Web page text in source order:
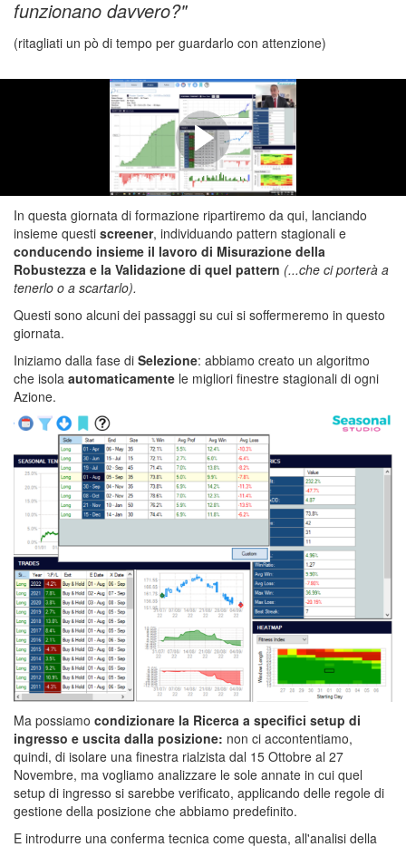
funzionano davvero?"
(ritagliati un pò di tempo per guardarlo con attenzione)
RICERCA E ANALISI DI
STAGIONALITÁ SUL MERCATO
AZIONARIO
In questa giornata di formazione ripartiremo da qui, lanciando
insieme questi screener, individuando pattern stagionali e
conducendo insieme il lavoro di Misurazione della
Robustezza e la Validazione di quel pattern (...che ci porterà a
tenerlo o a scartarlo).
Questi sono alcuni dei passaggi su cui si soffermeremo in questo
giornata.
Iniziamo dalla fase di Selezione: abbiamo creato un algoritmo
che isola automaticamente le migliori finestre stagionali di ogni
Azione.
Ma possiamo condizionare la Ricerca a specifici setup di
ingresso e uscita dalla posizione: non ci accontentiamo,
quindi, di isolare una finestra rialzista dal 15 Ottobre al 27
Novembre, ma vogliamo analizzare le sole annate in cui quel
setup di ingresso si sarebbe verificato, applicando delle regole di
gestione della posizione che abbiamo predefinito.
E introdurre una conferma tecnica come questa, all'analisi della